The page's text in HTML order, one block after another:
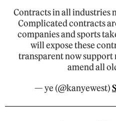
Contracts in all industries
Complicated contracts
companies and sports
will expose these
transparent now support
amend all
— ye (@kanyewest)